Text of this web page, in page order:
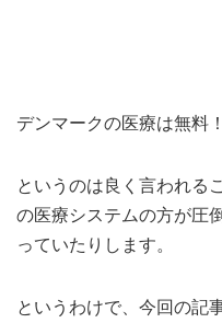
– 日
MEDIA– メディア掲載
EVERYDAY– 日常
デンマークの医療は無料
というのは良く言われる
の医療システムの方が圧
っていたりします。
というわけで、今回の記